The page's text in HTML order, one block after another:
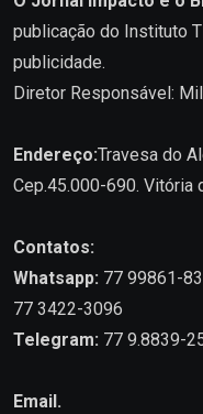
publicação do Instituto
publicidade.
Diretor Responsável:
Endereço:Travesa do
Cep.45.000-690. Vitória
Contatos:
Whatsapp: 77 99861-
77 3422-3096
Telegram: 77 9.8839-
Email.